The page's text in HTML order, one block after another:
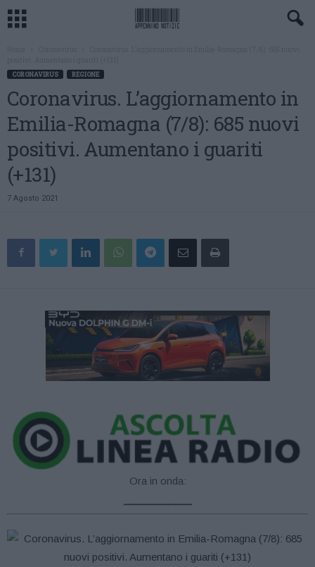
CORONAVIRUS REGIONE
Coronavirus. L’aggiornamento in
Emilia-Romagna (7/8): 685 nuovi
positivi. Aumentano i guariti
(+131)
7 Agosto 2021
Ora in onda: